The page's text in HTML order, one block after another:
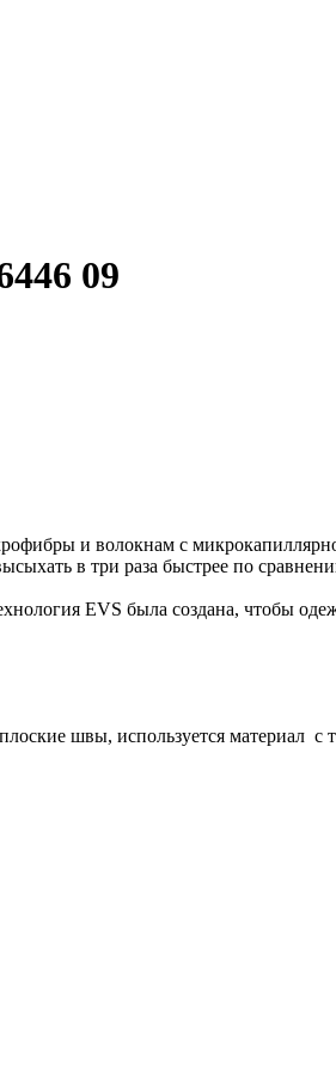
09
и волокнам с
в три раза быстрее по
EVS была создана, чтобы
швы, используется материал